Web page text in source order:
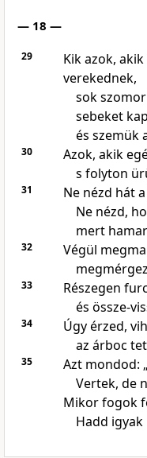
— 18 —
29
Kik azok,
verekednek,
sok
sebeket
és szemük
30
Azok, akik
s folyton
31
Ne nézd hát
Ne nézd,
mert
32
Végül
33
Részegen
és össze-
34
Úgy érzed,
az árboc
35
Azt mondod:
Vertek, de
Mikor fogok
Hadd igyak